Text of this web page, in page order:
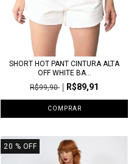
SHORT HOT PANT CINTURA ALTA
OFF WHITE BA...
R$99,90
R$89,91
COMPRAR
20 % OFF